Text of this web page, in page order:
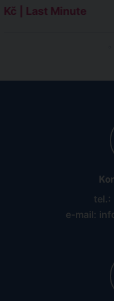
| Last Minute
tel.:
e-mail: